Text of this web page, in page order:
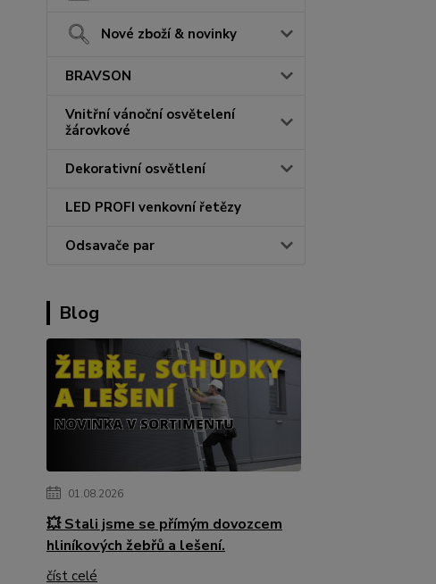
Nové zboží & novinky
BRAVSON
Vnitřní vánoční osvětelení
žárovkové
Dekorativní osvětlení
LED PROFI venkovní řetězy
Odsavače par
Blog
01.08.2026
💥 Stali jsme se přímým dovozcem
hliníkových žebřů a lešení.
číst celé